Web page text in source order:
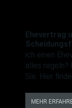
Ehevertrag
ich einen
alles regeln?
Sie. Hier
MEHR